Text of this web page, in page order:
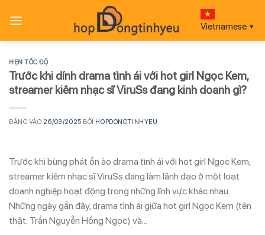
qua
Vietnamese ▼
HẸN TỐC ĐỘ
Trước khi dính drama tình ái với hot girl Ngọc Kem,
streamer kiêm nhạc sĩ ViruSs đang kinh doanh gì?
ĐĂNG VÀO 26/03/2025 BỞI HOPDONGTINHYEU
Trước khi bùng phát ồn ào drama tình ái với hot girl Ngọc Kem,
streamer kiêm nhạc sĩ ViruSs đang làm lãnh đạo ở một loạt
doanh nghiệp hoạt động trong những lĩnh vực khác nhau.
Những ngày gần đây, drama tình ái giữa hot girl Ngọc Kem (tên
thật: Trần Nguyễn Hồng Ngọc) và…